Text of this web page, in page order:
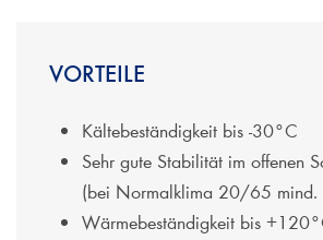
VORTEILE
Kältebeständigkeit bis -30°C
Sehr gute Stabilität im offenen
(bei Normalklima 20/65 mind.
Wärmebeständigkeit bis